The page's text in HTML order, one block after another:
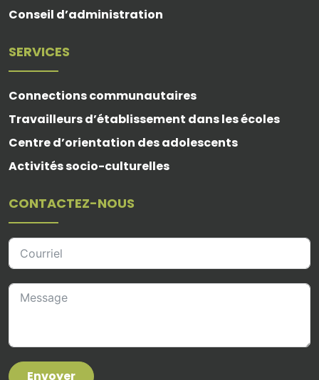
Conseil d’administration
SERVICES
Connections communautaires
Travailleurs d’établissement dans les écoles
Centre d’orientation des adolescents
Activités socio-culturelles
CONTACTEZ-NOUS
Envoyer